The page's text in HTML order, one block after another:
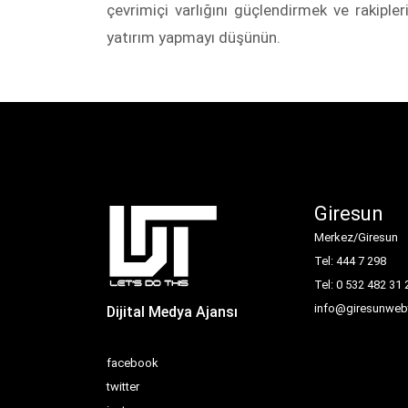
çevrimiçi varlığını güçlendirmek ve
yatırım yapmayı düşünün.
Dijital Medya Ajansı
facebook
twitter
Giresun
Merkez/Giresun
Tel: 444 7 298
Tel: 0 532 482 31